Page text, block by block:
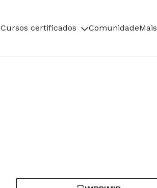
Cursos certificados ComunidadeMais